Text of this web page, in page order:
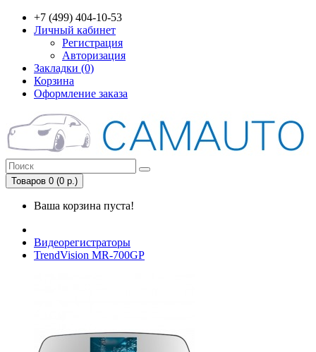
+7 (499) 404-10-53
Личный кабинет
Регистрация
Авторизация
Закладки (0)
Корзина
Оформление заказа
Товаров 0 (0 р.)
Ваша корзина пуста!
Видеорегистраторы
TrendVision MR-700GP